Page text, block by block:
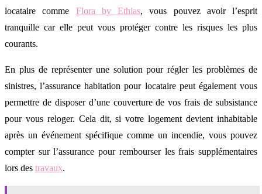
locataire comme Flora by Ethias, vous pouvez avoir l’esprit
tranquille car elle peut vous protéger contre les risques les plus
courants.
En plus de représenter une solution pour régler les problèmes de
sinistres, l’assurance habitation pour locataire peut également vous
permettre de disposer d’une couverture de vos frais de subsistance
pour vous reloger. Cela dit, si votre logement devient inhabitable
après un événement spécifique comme un incendie, vous pouvez
compter sur l’assurance pour rembourser les frais supplémentaires
lors des travaux.